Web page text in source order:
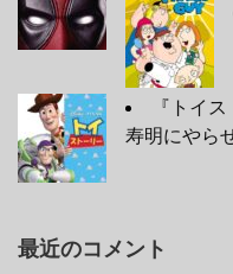
『トイ
寿明にやら
最近のコメント